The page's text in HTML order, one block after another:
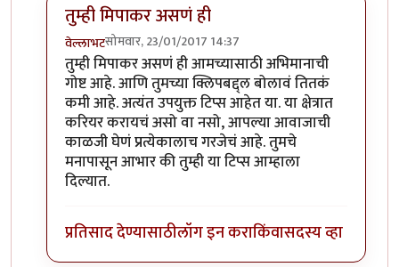
तुम्ही मिपाकर असणं ही
वेल्लाभटसोमवार, 23/01/2017 14:37
In reply toधन्यवादbyKanchanKarai
तुम्ही मिपाकर असणं ही आमच्यासाठी अभिमानाची
गोष्ट आहे. आणि तुमच्या क्लिपबद्द्ल बोलावं तितकं
कमी आहे. अत्यंत उपयुक्त टिप्स आहेत या. या क्षेत्रात
करियर करायचं असो वा नसो, आपल्या आवाजाची
काळजी घेणं प्रत्येकालाच गरजेचं आहे. तुमचे
मनापासून आभार की तुम्ही या टिप्स आम्हाला
दिल्यात.
प्रतिसाद देण्यासाठीलॉग इन कराकिंवासदस्य व्हा